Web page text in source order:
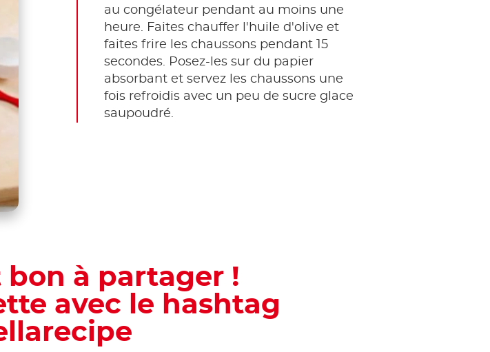
au congélateur pendant au moins une
heure. Faites chauffer l'huile d'olive et
faites frire les chaussons pendant 15
secondes. Posez-les sur du papier
absorbant et servez les chaussons une
fois refroidis avec un peu de sucre glace
saupoudré.
bon à partager !
avec le hashtag